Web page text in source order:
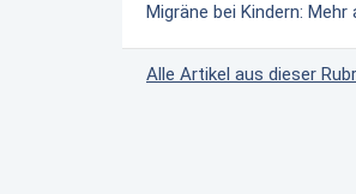
Migräne bei Kindern:
Alle Artikel aus dieser